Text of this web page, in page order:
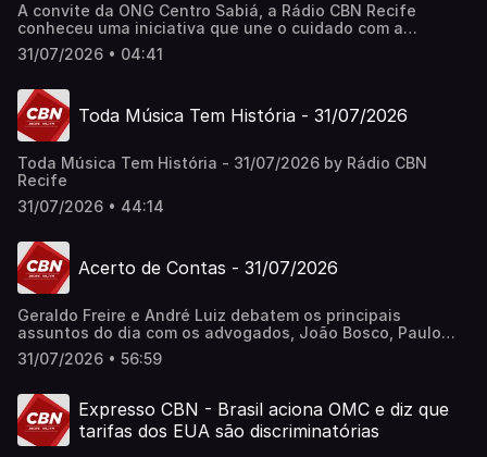
A convite da ONG Centro Sabiá, a Rádio CBN Recife
conheceu uma iniciativa que une o cuidado com a
qualidade da alimentação à preocupação com as
mudanças climáticas. Em Jucati, cidade no Agreste de
Atlântica e a Caatinga, os guardiões de sementes crioulas
diversificam a produção no campo com uma técnica
utilizada desde os antepassados: a plantação
Edição de texto: Daniele Monteiro Sonorização: Lucas
Barbosa Produção e reportagem: Lucas Arruda
31/07/2026 • 04:41
Toda Música Tem História - 31/07/2026
Toda Música Tem História - 31/07/2026 by Rádio CBN
Recife
31/07/2026 • 44:14
Acerto de Contas - 31/07/2026
Geraldo Freire e André Luiz debatem os principais
assuntos do dia com os advogados, João Bosco, Paulo
Abou Hana, o economista; Sandro Prado e o jornalista,
Márcio Didier.
31/07/2026 • 56:59
Expresso CBN - Brasil aciona OMC e diz que
tarifas dos EUA são discriminatórias